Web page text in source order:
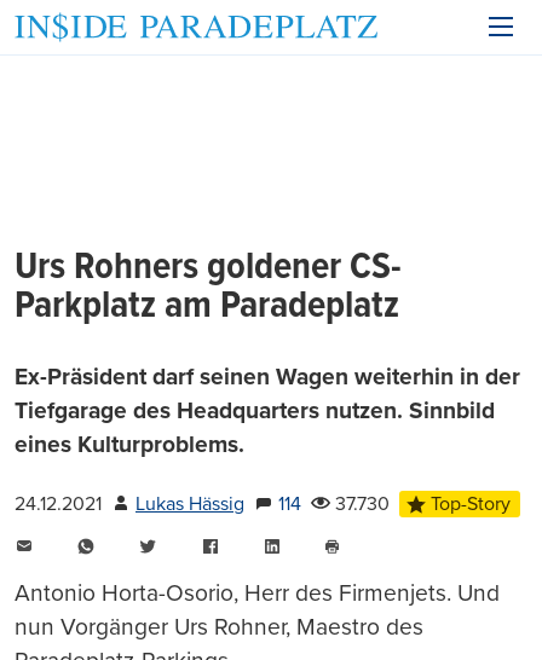
Urs Rohners goldener CS-
Parkplatz am Paradeplatz
Ex-Präsident darf seinen Wagen weiterhin in der
Tiefgarage des Headquarters nutzen. Sinnbild
eines Kulturproblems.
24.12.2021 Lukas Hässig 114 37.730
Top-Story
WhatsAppTwitter FacebookLinkedIn
drucken
Antonio Horta-Osorio, Herr des Firmenjets. Und
nun Vorgänger Urs Rohner, Maestro des